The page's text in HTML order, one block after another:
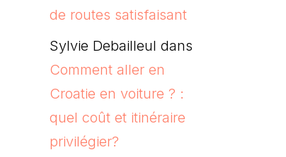
de routes satisfaisant
Sylvie Debailleul dans
Comment aller en
Croatie en voiture ? :
quel coût et itinéraire
privilégier?